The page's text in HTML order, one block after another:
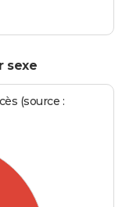
sexe
(source :